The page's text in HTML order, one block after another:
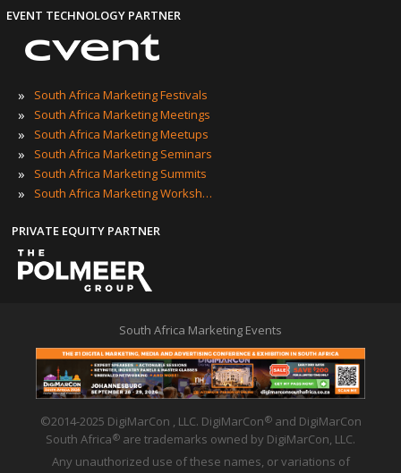
EVENT TECHNOLOGY PARTNER
» South Africa Marketing Festivals
» South Africa Marketing Meetings
» South Africa Marketing Meetups
» South Africa Marketing Seminars
» South Africa Marketing Summits
» South Africa Marketing Workshops
PRIVATE EQUITY PARTNER
South Africa Marketing Events
©2014-2025 DigiMarCon , LLC. DigiMarCon®
and DigiMarCon
South Africa®
are trademarks owned by DigiMarCon, LLC.
Any unauthorized use of these names, or variations of